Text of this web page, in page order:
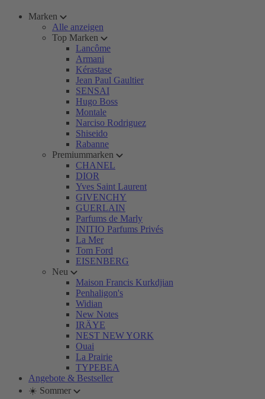
Marken
Alle anzeigen
Top Marken
Lancôme
Armani
Kérastase
Jean Paul Gaultier
SENSAI
Hugo Boss
Montale
Narciso Rodriguez
Shiseido
Rabanne
Premiummarken
CHANEL
DIOR
Yves Saint Laurent
GIVENCHY
GUERLAIN
Parfums de Marly
INITIO Parfums Privés
La Mer
Tom Ford
EISENBERG
Neu
Maison Francis Kurkdjian
Penhaligon's
Widian
New Notes
IRÄYE
NEST NEW YORK
Ouai
La Prairie
TYPEBEA
Angebote & Bestseller
☀️ Sommer